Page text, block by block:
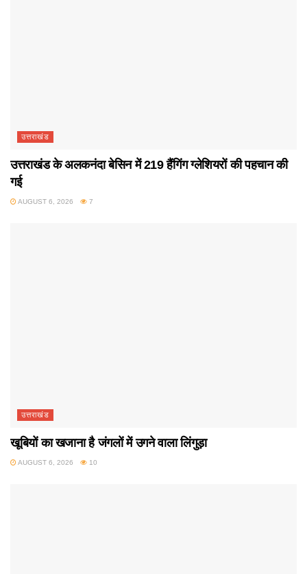
उत्तराखंड
उत्तराखंड के अलकनंदा बेसिन में 219 हैंगिंग ग्लेशियरों की पहचान की
गई
AUGUST 6, 2026 7
उत्तराखंड
खूबियों का खजाना है जंगलों में उगने वाला लिंगुड़ा
AUGUST 6, 2026 10